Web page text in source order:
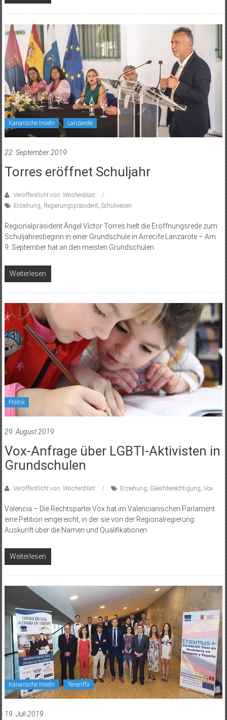
Kanarische Inseln Lanzarote
22. September 2019
Torres eröffnet Schuljahr
Veröffentlicht von: Wochenblatt
Erziehung, Regierungspräsident, Schulwesen
Regionalpräsident Ángel Víctor Torres hielt die Eröffnungsrede zum
Schuljahresbeginn in einer Grundschule in Arrecife Lanzarote – Am
9. September hat an den meisten Grundschulen
Weiterlesen
Politik
29. August 2019
Vox-Anfrage über LGBTI-Aktivisten in
Grundschulen
Veröffentlicht von: Wochenblatt Erziehung, Gleichberechtigung, Vox
Valencia – Die Rechtspartei Vox hat im Valencianischen Parlament
eine Petition eingereicht, in der sie von der Regionalregierung
Auskunft über die Namen und Qualifikationen
Weiterlesen
Kanarische Inseln Teneriffa
19. Juli 2019